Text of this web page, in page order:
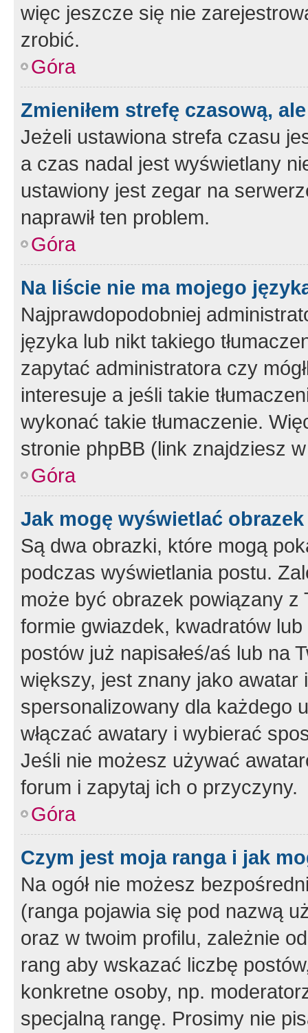
więc jeszcze się nie
zrobić.
Góra
Zmieniłem strefę czasową,
Jeżeli ustawiona strefa czasu
a czas nadal jest wyświetlany
ustawiony jest zegar na
naprawił ten problem.
Góra
Na liście nie ma mojego
Najprawdopodobniej
języka lub nikt takiego
zapytać administratora czy
interesuje a jeśli takie
wykonać takie tłumaczenie.
stronie phpBB (link znajdziesz
Góra
Jak mogę wyświetlać
Są dwa obrazki, które mogą
podczas wyświetlania postu.
może być obrazek powiązany z
formie gwiazdek, kwadratów
postów już napisałeś/aś lub na
większy, jest znany jako
spersonalizowany dla każdego
włączać awatary i wybierać
Jeśli nie możesz używać
forum i zapytaj ich o przyczyny.
Góra
Czym jest moja ranga i jak
Na ogół nie możesz
(ranga pojawia się pod nazwą
oraz w twoim profilu, zależnie
rang aby wskazać liczbę
konkretne osoby, np.
specjalną rangę. Prosimy nie